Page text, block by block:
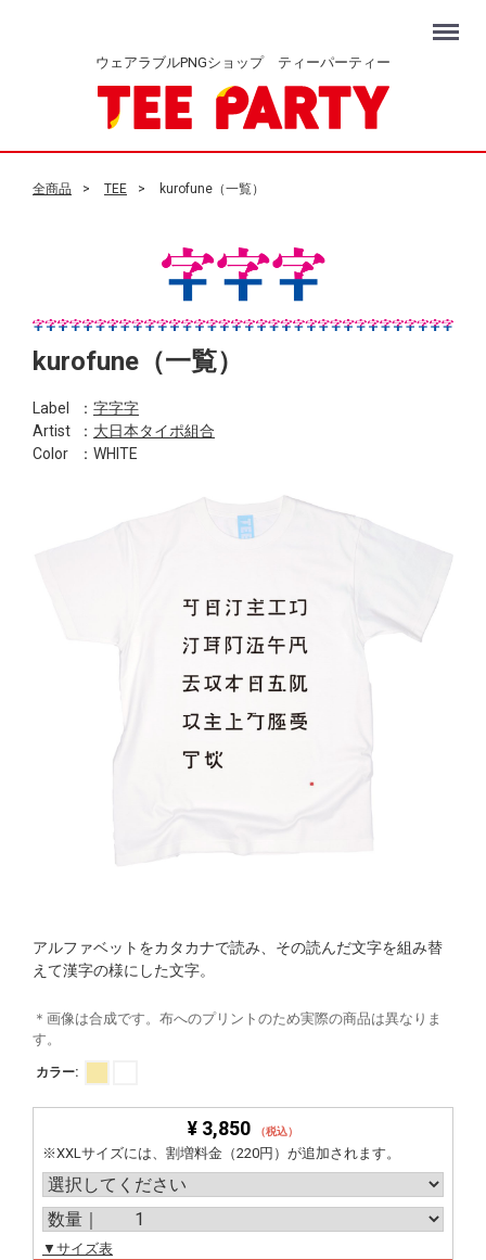
ウェアラブルPNGショップ ティーパーティー
Menu
全商品 TEE kurofune（一覧）
kurofune（一覧）
Label ： 字字字
Artist
： 大日本タイポ組合
Color
：WHITE
アルファベットをカタカナで読み、その読んだ文字を組み替
えて漢字の様にした文字。
＊画像は合成です。布へのプリントのため実際の商品は異なりま
す。
カラー:
¥ 3,850 （税込）
※XXLサイズには、割増料金（220円）が追加されます。
▼サイズ表